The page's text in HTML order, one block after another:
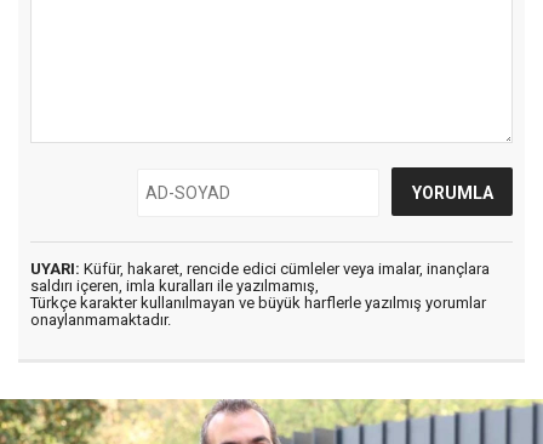
UYARI: Küfür, hakaret, rencide edici cümleler veya imalar, inançlara
saldırı içeren, imla kuralları ile yazılmamış,
Türkçe karakter kullanılmayan ve büyük harflerle yazılmış yorumlar
onaylanmamaktadır.